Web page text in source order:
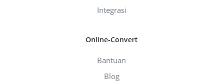
Integrasi
Online-Convert
Bantuan
Blog